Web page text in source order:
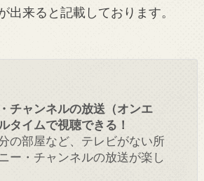
出来ると記載しております。
チャンネルの放送（オンエ
タイムで視聴できる！
の部屋など、テレビがない所
ー・チャンネルの放送が楽し